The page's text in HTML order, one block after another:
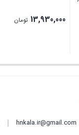
13,930,000 تومان
hnkala.ir@gmail.com